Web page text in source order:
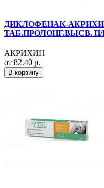
ДИКЛОФЕНАК-
ТАБ.ПРОЛОНГ.ВЫСВ.
АКРИХИН
от 82.40 р.
В корзину